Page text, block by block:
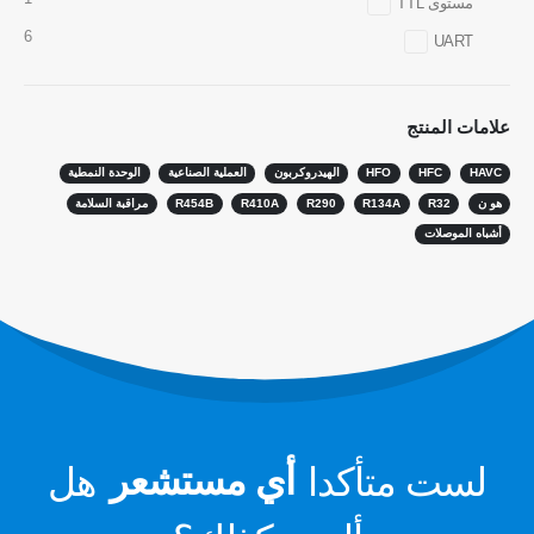
UART
6
علامات المنتج
HAVC
HFC
HFO الهيدروكربون العملية الصناعية الوحدة النمطية
هو ن R32
R134A
R290
R410A
R454B مراقبة السلامة
أشباه الموصلات
لست متأكدا أي مستشعر هل
الكشف عن تسرب التبريد لأنظمة HVAC
مراقبة مبرد السلسلة الباردة